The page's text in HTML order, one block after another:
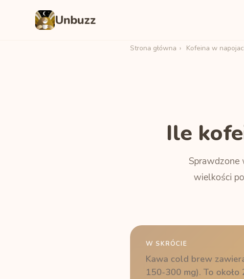
Unbuzz
Strona główna › Kofeina w
Ile
Sprawdzone
wielkości
W SKRÓCIE
Kawa cold brew
150-300 mg). To